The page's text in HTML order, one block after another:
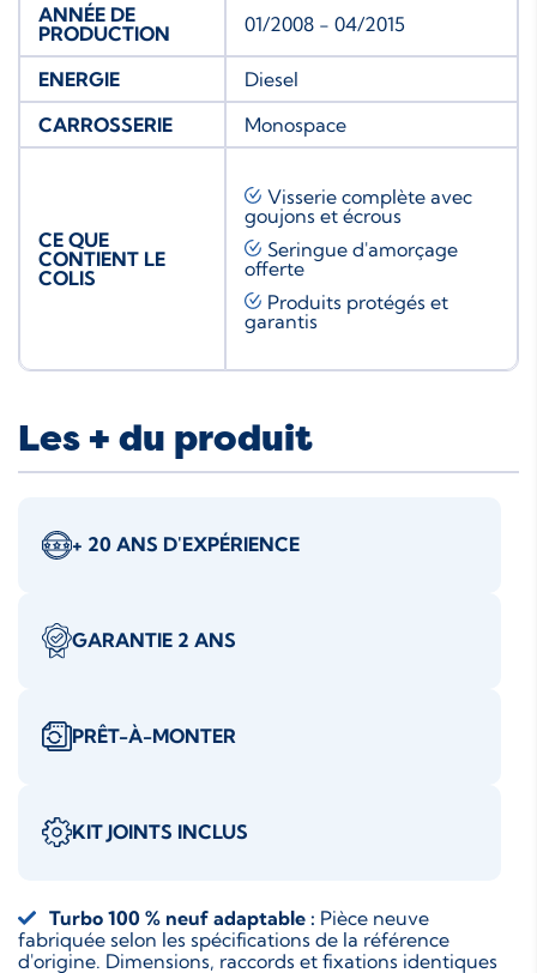
ANNÉE DE
PRODUCTION
01/2008 - 04/2015
ENERGIE
Diesel
CARROSSERIE
Monospace
CE QUE
CONTIENT LE
COLIS
Visserie complète avec
goujons et écrous
Seringue d'amorçage
offerte
Produits protégés et
garantis
Les + du produit
+ 20 ANS D'EXPÉRIENCE
GARANTIE 2 ANS
PRÊT-À-MONTER
KIT JOINTS INCLUS
Turbo 100 % neuf adaptable : Pièce neuve
fabriquée selon les spécifications de la référence
d'origine. Dimensions, raccords et fixations identiques